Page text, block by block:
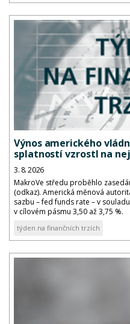
Výnos amerického
splatností vzrostl na
3. 8. 2026
MakroVe středu proběhlo
(odkaz). Americká měnová
sazbu – fed funds rate – v
v cílovém pásmu 3,50 až 3,75 %.
týden na finančních trzích